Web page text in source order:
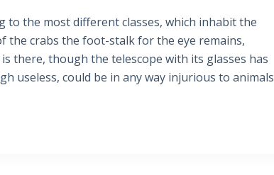
to the most different classes, which inhabit the
the crabs the foot-stalk for the eye remains,
there, though the telescope with its glasses has
useless, could be in any way injurious to animals